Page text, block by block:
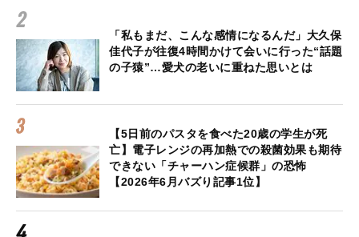
「私もまだ、こんな感情になるんだ」大久保
佳代子が往復4時間かけて会いに行った“話題
の子猿”…愛犬の老いに重ねた思いとは
【5日前のパスタを食べた20歳の学生が死
亡】電子レンジの再加熱での殺菌効果も期待
できない「チャーハン症候群」の恐怖
【2026年6月バズり記事1位】